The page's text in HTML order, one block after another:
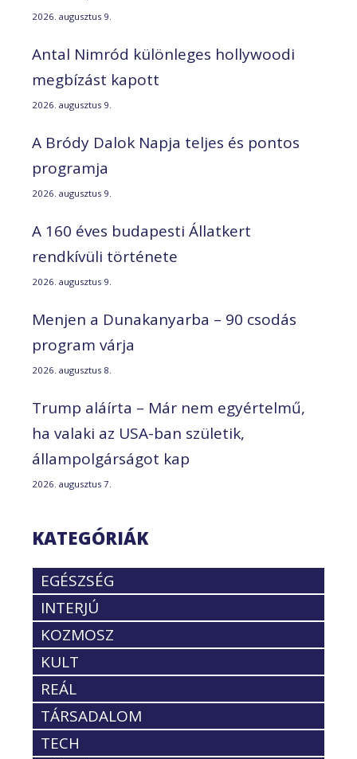
2026. augusztus 9.
Antal Nimród különleges hollywoodi
megbízást kapott
2026. augusztus 9.
A Bródy Dalok Napja teljes és pontos
programja
2026. augusztus 9.
A 160 éves budapesti Állatkert
rendkívüli története
2026. augusztus 9.
Menjen a Dunakanyarba – 90 csodás
program várja
2026. augusztus 8.
Trump aláírta – Már nem egyértelmű,
ha valaki az USA-ban születik,
állampolgárságot kap
2026. augusztus 7.
KATEGÓRIÁK
EGÉSZSÉG
INTERJÚ
KOZMOSZ
KULT
REÁL
TÁRSADALOM
TECH